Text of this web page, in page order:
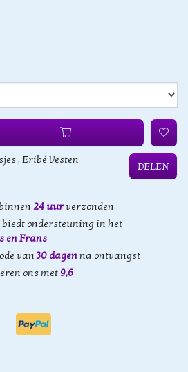
, Eribé Vesten
DELEN
24 uurverzonden
ondersteuning in het
en Frans
van30 dagenna ontvangst
ons met 9,6